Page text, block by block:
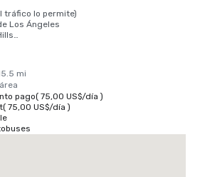
tráfico lo permite)
Los Ángeles
y de traslado en coche está
la entrada del hotel, en Sunset Boulevard.
está disponible en el sitio.
mi
pago( 75,00 US$/día )
( 75,00 US$/día )